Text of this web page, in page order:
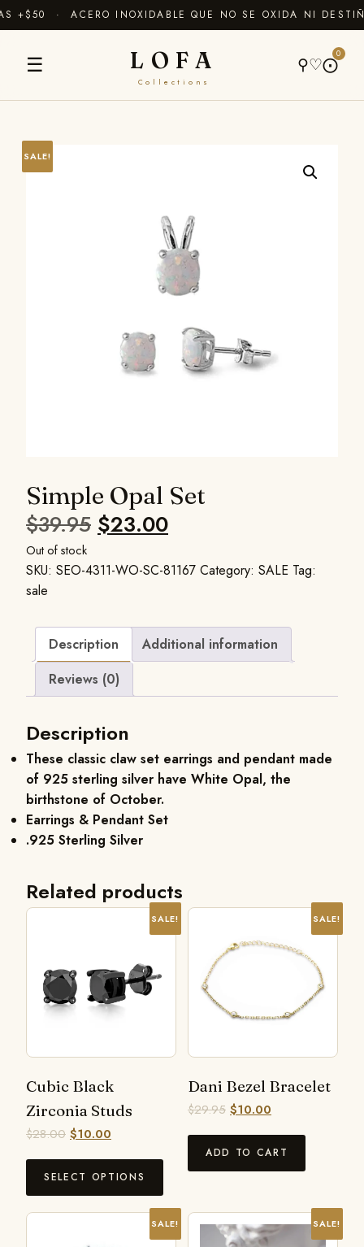
+$50 · ACERO INOXIDABLE QUE NO SE OXIDA NI
☰ LOFA
Collections
⚲♡⨀
0
SALE!
Simple Opal Set
$39.95 $23.00
Out of stock
SKU: SEO-4311-WO-SC-81167 Category: SALE Tag:
sale
Description
Additional information
Reviews (0)
Description
These classic claw set earrings and pendant made
of 925 sterling silver have White Opal, the
birthstone of October.
Earrings & Pendant Set
.925 Sterling Silver
Related products
SALE!
Cubic Black
Zirconia Studs
$28.00 $10.00
SELECT OPTIONS
SALE!
Dani Bezel Bracelet
$29.95 $10.00
ADD TO CART
SALE! SALE!